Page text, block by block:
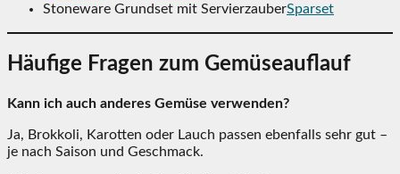
Stoneware Grundset mit ServierzauberSparset
Häufige Fragen zum Gemüseauflauf
Kann ich auch anderes Gemüse verwenden?
Ja, Brokkoli, Karotten oder Lauch passen ebenfalls sehr gut –
je nach Saison und Geschmack.